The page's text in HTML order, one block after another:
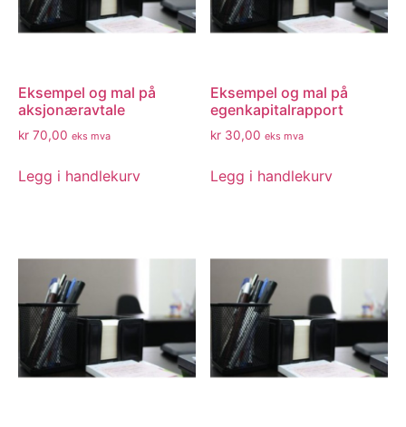
Eksempel og mal på
aksjonæravtale
kr 70,00 eks mva
Legg i handlekurv
Eksempel og mal på
egenkapitalrapport
kr 30,00 eks mva
Legg i handlekurv